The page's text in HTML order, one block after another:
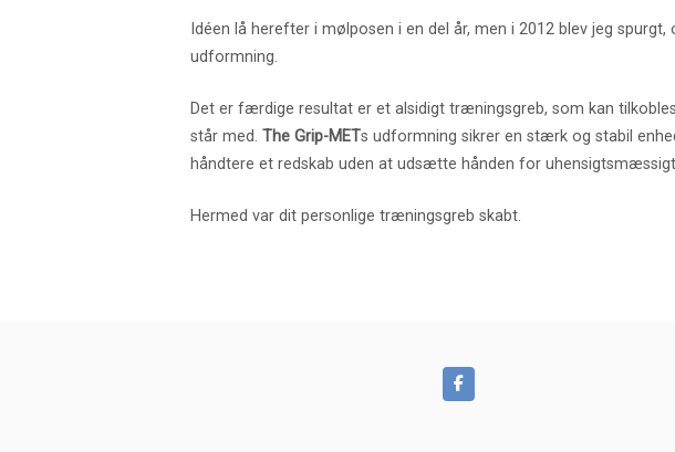
Idéen lå herefter i mølposen i en del år, men i 2012 blev jeg
udformning.
Det er færdige resultat er et alsidigt træningsgreb, som kan
står med. The Grip-METs udformning sikrer en stærk og stabil
håndtere et redskab uden at udsætte hånden for
Hermed var dit personlige træningsgreb skabt.